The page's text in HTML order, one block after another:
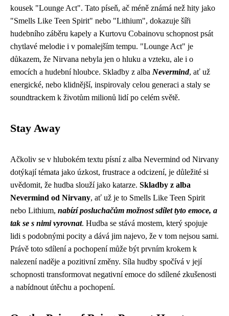
kousek "Lounge Act". Tato píseň, ač méně známá než hity jako
"Smells Like Teen Spirit" nebo "Lithium", dokazuje šíři
hudebního záběru kapely a Kurtovu Cobainovu schopnost psát
chytlavé melodie i v pomalejším tempu. "Lounge Act" je
důkazem, že Nirvana nebyla jen o hluku a vzteku, ale i o
emocích a hudební hloubce. Skladby z alba Nevermind, ať už
energické, nebo klidnější, inspirovaly celou generaci a staly se
soundtrackem k životům milionů lidí po celém světě.
Stay Away
Ačkoliv se v hlubokém textu písní z alba Nevermind od Nirvany
dotýkají témata jako úzkost, frustrace a odcizení, je důležité si
uvědomit, že hudba slouží jako katarze. Skladby z alba
Nevermind od Nirvany, ať už je to Smells Like Teen Spirit
nebo Lithium, nabízí posluchačům možnost sdílet tyto emoce, a
tak se s nimi vyrovnat. Hudba se stává mostem, který spojuje
lidi s podobnými pocity a dává jim najevo, že v tom nejsou sami.
Právě toto sdílení a pochopení může být prvním krokem k
nalezení naděje a pozitivní změny. Síla hudby spočívá v její
schopnosti transformovat negativní emoce do sdílené zkušenosti
a nabídnout útěchu a pochopení.